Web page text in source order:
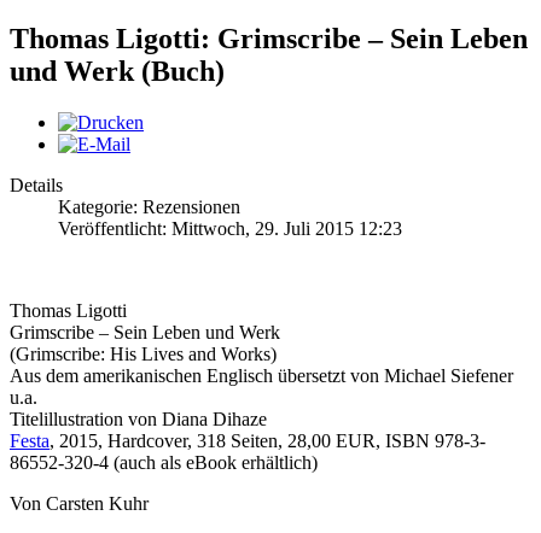
Thomas Ligotti: Grimscribe – Sein Leben
und Werk (Buch)
Details
Kategorie: Rezensionen
Veröffentlicht: Mittwoch, 29. Juli 2015 12:23
Thomas Ligotti
Grimscribe – Sein Leben und Werk
(Grimscribe: His Lives and Works)
Aus dem amerikanischen Englisch übersetzt von Michael Siefener
u.a.
Titelillustration von Diana Dihaze
Festa, 2015, Hardcover, 318 Seiten, 28,00 EUR, ISBN 978-3-
86552-320-4 (auch als eBook erhältlich)
Von Carsten Kuhr